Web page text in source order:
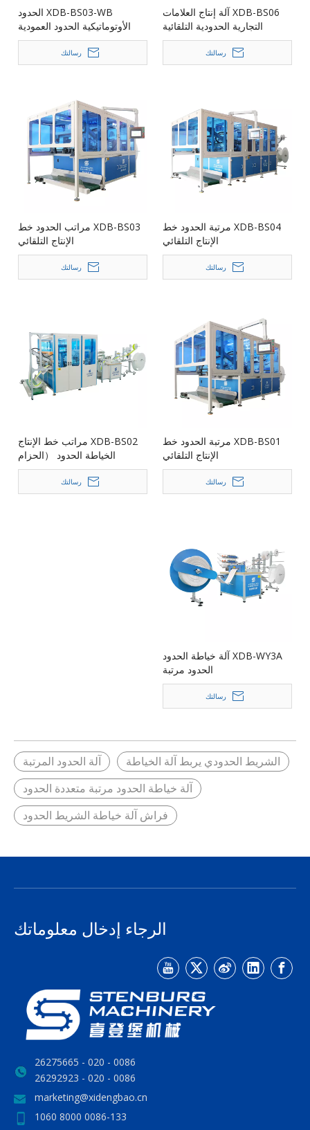
XDB-BS06 آلة إنتاج العلامات
التجارية الحدودية التلقائية
رسالتك
XDB-BS03-WB الحدود
الأوتوماتيكية الحدود العمودية
بالكامل آلة متكاملة من ثلاثة
رسالتك
XDB-BS04 مرتبة الحدود خط
الإنتاج التلقائي
رسالتك
XDB-BS03 مراتب الحدود خط
الإنتاج التلقائي
رسالتك
XDB-BS01 مرتبة الحدود خط
الإنتاج التلقائي
رسالتك
XDB-BS02 مراتب خط الإنتاج
الخياطة الحدود （الحزام
الزخرفي）
رسالتك
XDB-WY3A آلة خياطة الحدود
الحدود مرتبة
رسالتك
آلة الحدود المرتبة
الشريط الحدودي يربط آلة الخياطة
آلة خياطة الحدود مرتبة متعددة الحدود
فراش آلة خياطة الشريط الحدود
الرجاء إدخال معلوماتك
0086 - 020 - 26275665
0086 - 020 - 26292923
marketing@xidengbao.cn
0086-133 8000 1060